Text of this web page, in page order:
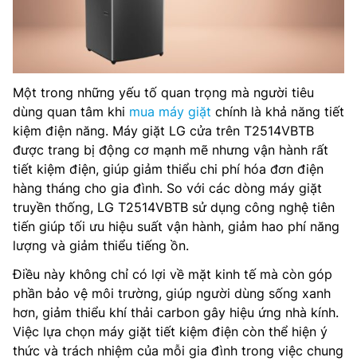
Một trong những yếu tố quan trọng mà người tiêu
dùng quan tâm khi mua máy giặt chính là khả năng tiết
kiệm điện năng. Máy giặt LG cửa trên T2514VBTB
được trang bị động cơ mạnh mẽ nhưng vận hành rất
tiết kiệm điện, giúp giảm thiểu chi phí hóa đơn điện
hàng tháng cho gia đình. So với các dòng máy giặt
truyền thống, LG T2514VBTB sử dụng công nghệ tiên
tiến giúp tối ưu hiệu suất vận hành, giảm hao phí năng
lượng và giảm thiểu tiếng ồn.
Điều này không chỉ có lợi về mặt kinh tế mà còn góp
phần bảo vệ môi trường, giúp người dùng sống xanh
hơn, giảm thiểu khí thải carbon gây hiệu ứng nhà kính.
Việc lựa chọn máy giặt tiết kiệm điện còn thể hiện ý
thức và trách nhiệm của mỗi gia đình trong việc chung